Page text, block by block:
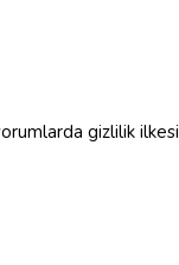
gizlilik ilkesi